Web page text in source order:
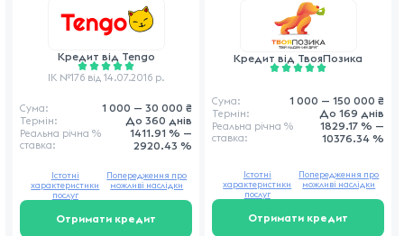
Кредит від Tengo
ІК №176 від 14.07.2016 р.
Сума: 1 000 — 30 000 ₴
Термін: До 360 днів
Реальна річна %
ставка:
1411.91 % —
2920.43 %
Отримати кредит
Істотні
характеристики
послуг
Попередження про
можливі наслідки
Кредит від ТвояПозика
Сума: 1 000 — 150 000 ₴
Термін: До 169 днів
Реальна річна %
ставка:
1829.17 % —
10376.34 %
Отримати кредит
Істотні
характеристики
послуг
Попередження про
можливі наслідки